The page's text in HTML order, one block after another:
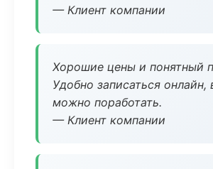
— Клиент компании
Хорошие цены и понятный
Удобно записаться онлайн,
можно поработать.
— Клиент компании